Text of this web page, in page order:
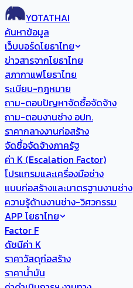
YOTATHAI
ค้นหาข้อมูล
เว็บบอร์ดโยธาไทย
ข่าวสารจากโยธาไทย
สภากาแฟโยธาไทย
ระเบียบ-กฎหมาย
ถาม-ตอบปัญหาจัดซื้อจัดจ้าง
ถาม-ตอบงานช่าง อปท.
ราคากลางงานก่อสร้าง
จัดซื้อจัดจ้างภาครัฐ
ค่า K (Escalation Factor)
โปรแกรมและเครื่องมือช่าง
แบบก่อสร้างและมาตรฐานงานช่าง
ความรู้ด้านงานช่าง-วิศวกรรม
APP โยธาไทย
Factor F
ดัชนีค่า K
ราคาวัสดุก่อสร้าง
ราคาน้ำมัน